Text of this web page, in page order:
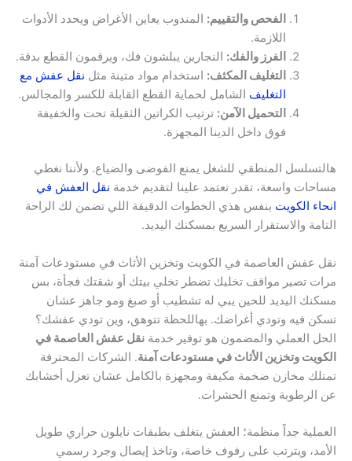
الفحص والتقييم: المندوب يعاين الأغراض ويحدد الأدوات
اللازمة.
الفرز والفك: النجارين يبلشون فك، ويرقمون القطع بدقة.
التغليف المكثف: استخدام مواد متينة مثل نقل عفش مع
التغليف الشامل لحماية القطع القابلة للكسر والمجالس.
التحميل الآمن: ترتيب الكراتين الثقيلة تحت والخفيفة
فوق داخل الدينا المجهزة.
هالتسلسل المنطقي للشغل يمنع الفوضى والضياع. ولأننا نغطي
مساحات واسعة، تقدر تعتمد علينا لتقديم خدمة نقل العفش في
انحاء الكويت بنفس هذي الخطوات الدقيقة اللي تضمن لك الراحة
التامة والاستقرار السريع بمسكنك اليديد.
نقل عفش العاصمة في الكويت وتخزين الأثاث في مستودعات آمنة
مرات تصير مواقف تخليك تضطر تخلي بيتك أو شقتك فجأة، بس
مسكنك اليديد للحين يبي له تشطيب أو صبغ ومو جاهز عشان
تسكن فيه وتودي أغراضك. بهاللحظة تتوهق، وين تودي عفشك؟
الحل العملي والمضمون هو توفير خدمة نقل عفش العاصمة في
الكويت وتخزين الأثاث في مستودعات آمنة. الشركات المحترفة
تمتلك مخازن ضخمة مكيفة ومجهزة بالكامل عشان تعزل أخشابك
عن الرطوبة وتمنع الحشرات.
العملية جداً منظمة؛ العفش يتغلف بطبقات نايلون حراري طويل
الأمد، ويترتب على رفوف خاصة، وتاخذ إيصال وجرد رسمي